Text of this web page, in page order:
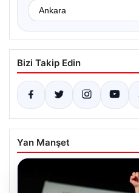
Bizi Takip Edin
Yan Manşet